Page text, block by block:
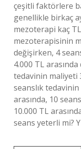
çeşitli faktörlere
genellikle birkaç
mezoterapi kaç
mezoterapisinin
değişirken, 4
4.000 TL
tedavinin maliyeti
seanslık
arasında, 10
10.000 TL
seans yeterli mi?